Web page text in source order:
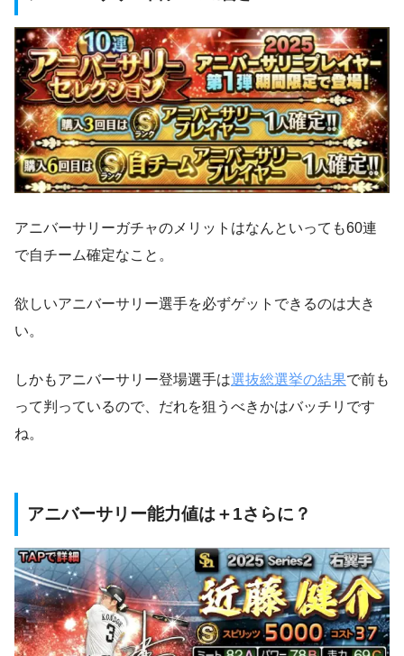
アニバーサリーガチャのメリットはなんといっても60連
で自チーム確定なこと。
欲しいアニバーサリー選手を必ずゲットできるのは大き
い。
しかもアニバーサリー登場選手は選抜総選挙の結果で前も
って判っているので、だれを狙うべきかはバッチリです
ね。
アニバーサリー能力値は＋1さらに？